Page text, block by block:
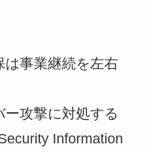
は事業継続を左右
ー攻撃に対処する
Information